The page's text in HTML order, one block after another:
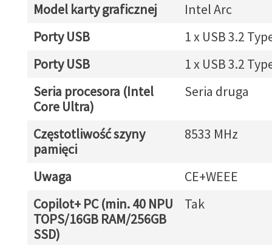
Model karty graficznej
Intel Arc
Porty USB
1 x USB 3.2
Porty USB
1 x USB 3.2
Seria procesora (Intel
Core Ultra)
Seria druga
Częstotliwość szyny
pamięci
8533 MHz
Uwaga
CE+WEEE
Copilot+ PC (min. 40 NPU
TOPS/16GB RAM/256GB
SSD)
Tak